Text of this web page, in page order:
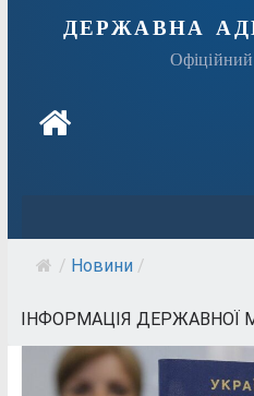
державна
/ Новини /
ІНФОРМАЦІЯ ДЕРЖАВНОЇ